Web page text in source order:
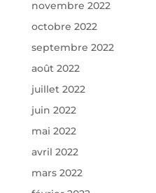
novembre 2022
octobre 2022
septembre 2022
août 2022
juillet 2022
juin 2022
mai 2022
avril 2022
mars 2022